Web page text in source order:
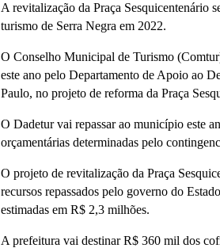
A revitalização da Praça Sesquicentenário
turismo de Serra Negra em 2022.
O Conselho Municipal de Turismo
este ano pelo Departamento de Apoio ao
Paulo, no projeto de reforma da Praça
O Dadetur vai repassar ao município este
orçamentárias determinadas pelo
O projeto de revitalização da Praça
recursos repassados pelo governo do
estimadas em R$ 2,3 milhões.
A prefeitura vai destinar R$ 360 mil dos